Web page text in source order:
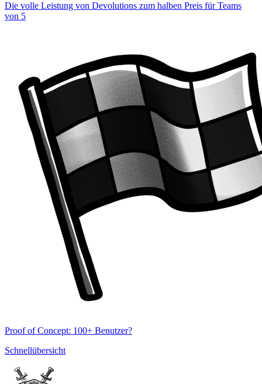
Die volle Leistung von Devolutions zum halben Preis für Teams
von 5
Proof of Concept: 100+ Benutzer?
Schnellübersicht